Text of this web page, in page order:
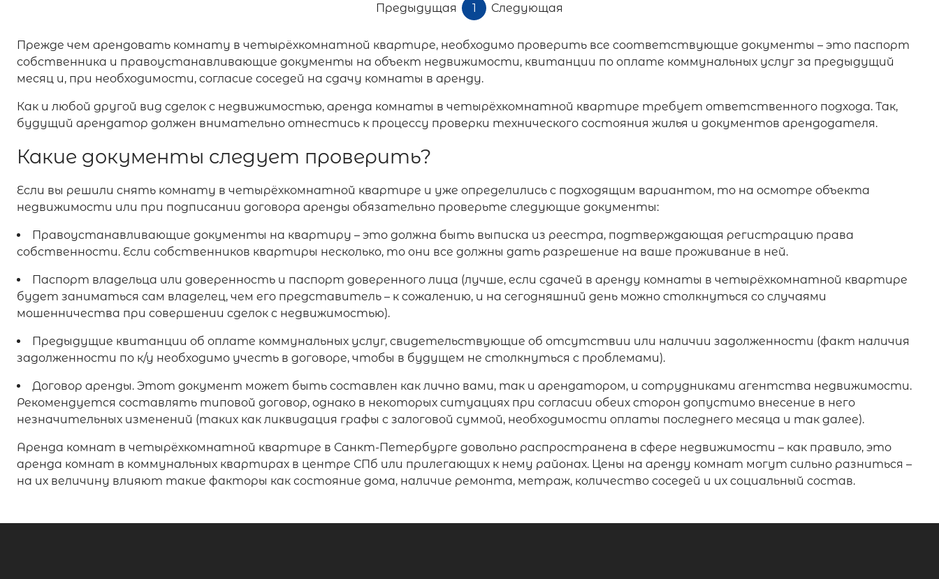
Предыдущая 1 Следующая
Прежде чем арендовать комнату в четырёхкомнатной квартире, необходимо проверить все соответствующие документы – это паспорт
собственника и правоустанавливающие документы на объект недвижимости, квитанции по оплате коммунальных услуг за предыдущий
месяц и, при необходимости, согласие соседей на сдачу комнаты в аренду.
Как и любой другой вид сделок с недвижимостью, аренда комнаты в четырёхкомнатной квартире требует ответственного подхода. Так,
будущий арендатор должен внимательно отнестись к процессу проверки технического состояния жилья и документов арендодателя.
Какие документы следует проверить?
Если вы решили снять комнату в четырёхкомнатной квартире и уже определились с подходящим вариантом, то на осмотре объекта
недвижимости или при подписании договора аренды обязательно проверьте следующие документы:
Правоустанавливающие документы на квартиру – это должна быть выписка из реестра, подтверждающая регистрацию права
собственности. Если собственников квартиры несколько, то они все должны дать разрешение на ваше проживание в ней.
Паспорт владельца или доверенность и паспорт доверенного лица (лучше, если сдачей в аренду комнаты в четырёхкомнатной квартире
будет заниматься сам владелец, чем его представитель – к сожалению, и на сегодняшний день можно столкнуться со случаями
мошенничества при совершении сделок с недвижимостью).
Предыдущие квитанции об оплате коммунальных услуг, свидетельствующие об отсутствии или наличии задолженности (факт наличия
задолженности по к/у необходимо учесть в договоре, чтобы в будущем не столкнуться с проблемами).
Договор аренды. Этот документ может быть составлен как лично вами, так и арендатором, и сотрудниками агентства недвижимости.
Рекомендуется составлять типовой договор, однако в некоторых ситуациях при согласии обеих сторон допустимо внесение в него
незначительных изменений (таких как ликвидация графы с залоговой суммой, необходимости оплаты последнего месяца и так далее).
Аренда комнат в четырёхкомнатной квартире в Санкт-Петербурге довольно распространена в сфере недвижимости – как правило, это
аренда комнат в коммунальных квартирах в центре СПб или прилегающих к нему районах. Цены на аренду комнат могут сильно разниться –
на их величину влияют такие факторы как состояние дома, наличие ремонта, метраж, количество соседей и их социальный состав.